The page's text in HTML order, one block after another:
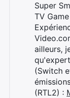
Super
TV
ailleurs,
(Switch
(RTL2) :